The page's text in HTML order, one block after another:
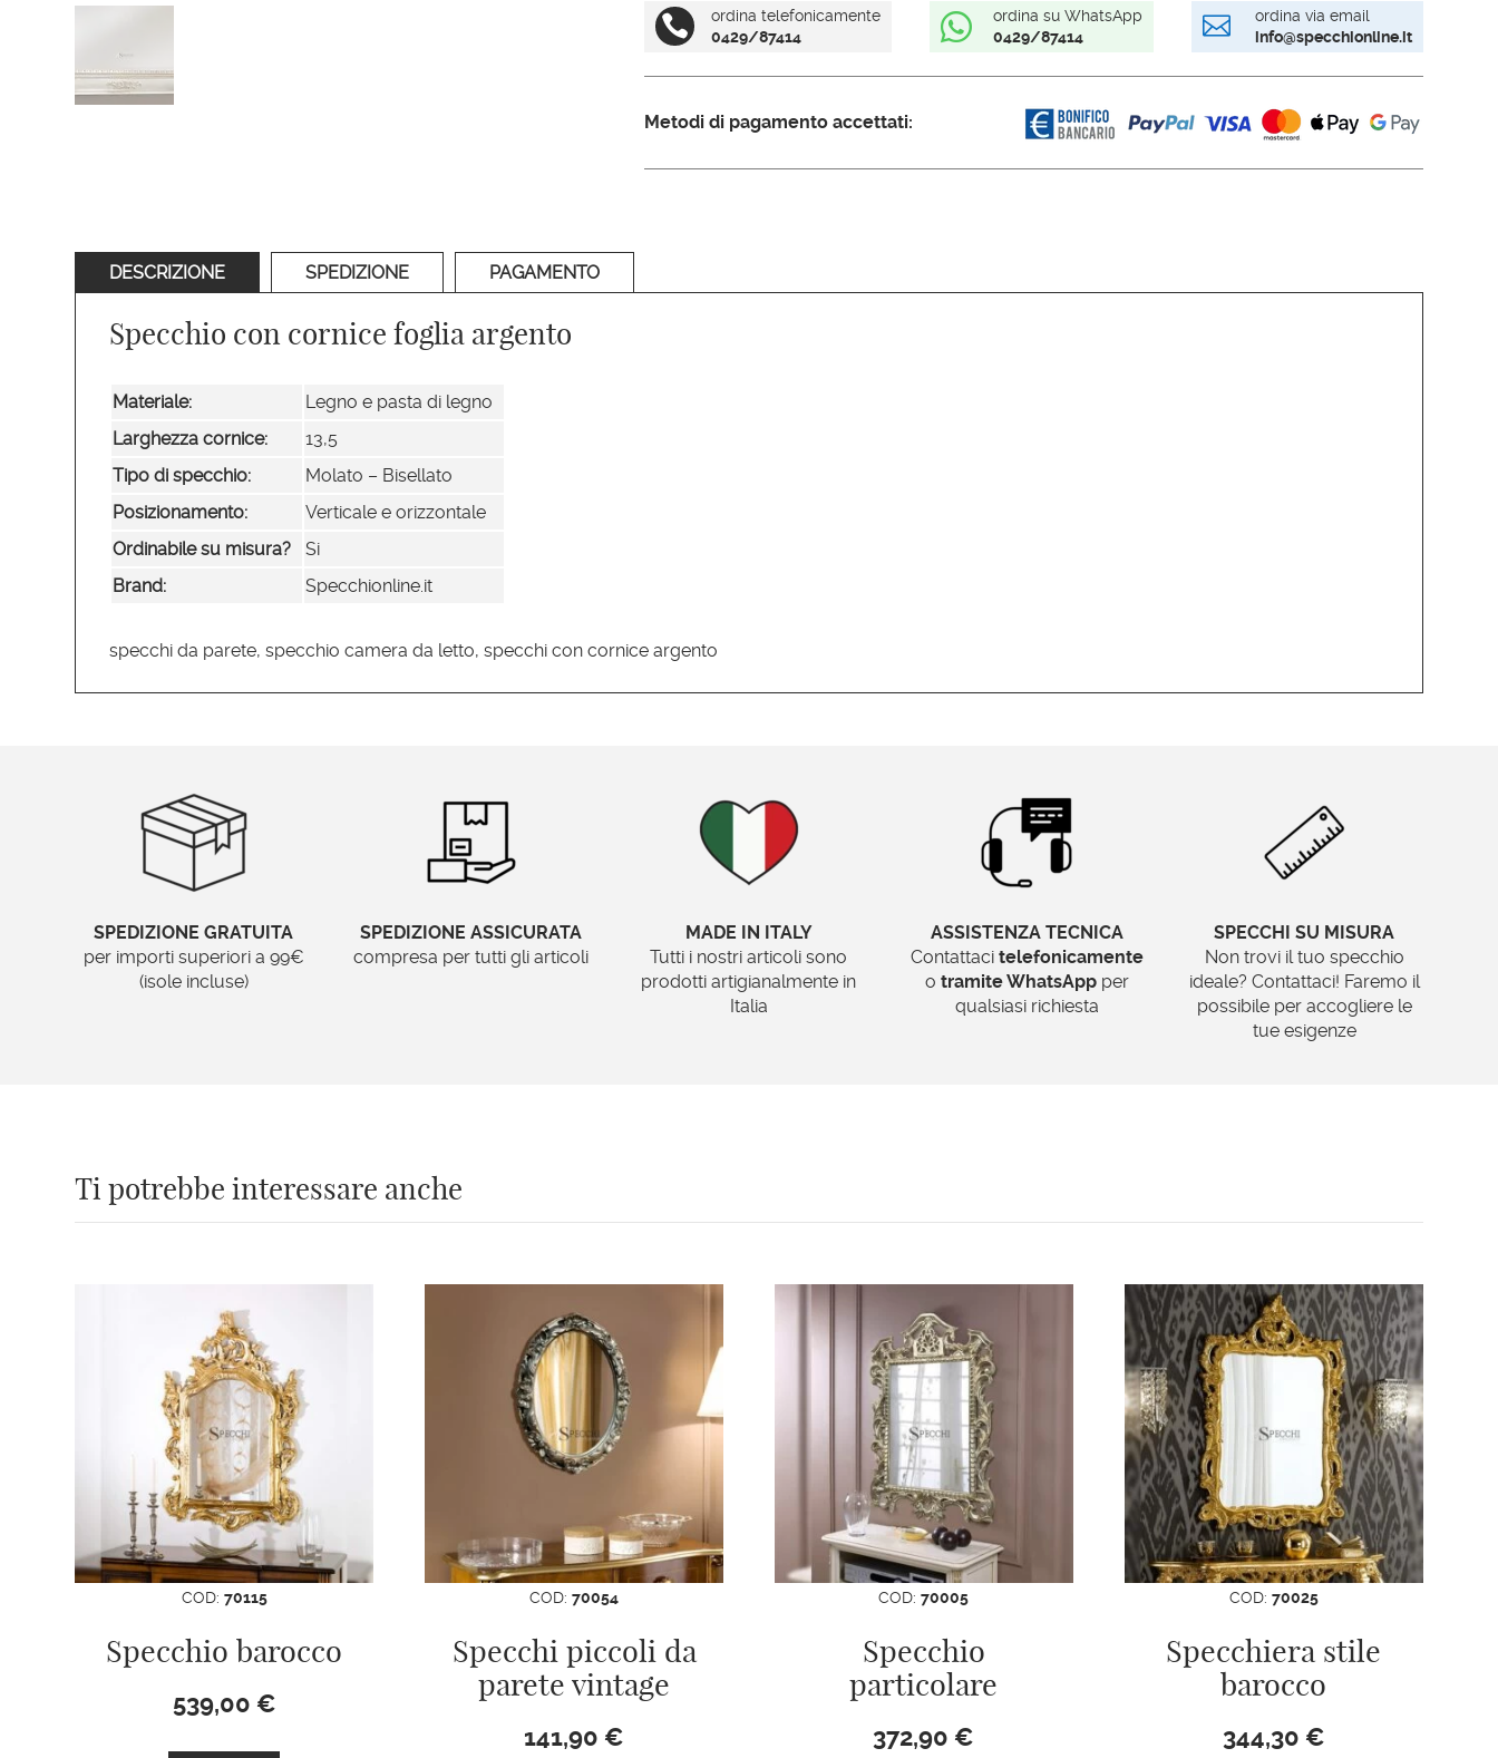
argento
quantità

ordina telefonicamente
0429/87414

ordina su WhatsApp
0429/87414

ordina via email
info@specchionline.it
Metodi di pagamento accettati:
DESCRIZIONE SPEDIZIONE PAGAMENTO
Specchio con cornice foglia argento
Materiale:
Legno e pasta di legno
Larghezza cornice:
13,5
Tipo di specchio:
Molato – Bisellato
Posizionamento:
Verticale e orizzontale
Ordinabile su misura?
Si
Brand:
Specchionline.it
specchi da parete, specchio camera da letto, specchi con cornice argento
SPEDIZIONE GRATUITA
per importi superiori a 99€
(isole incluse)
SPEDIZIONE ASSICURATA
compresa per tutti gli articoli
MADE IN ITALY
Tutti i nostri articoli sono
prodotti artigianalmente in
Italia
ASSISTENZA TECNICA
Contattaci telefonicamente
o tramite WhatsAppper
qualsiasi richiesta
SPECCHI SU MISURA
Non trovi il tuo specchio
ideale? Contattaci! Faremo il
possibile per accogliere le
tue esigenze
Ti potrebbe interessare anche
COD: 70115
Specchio barocco
539,00 €
COD:70054
Specchi piccoli da
parete vintage
141,90 €
COD:70005
Specchio
particolare
372,90 €
COD: 70025
Specchiera stile
barocco
344,30 €